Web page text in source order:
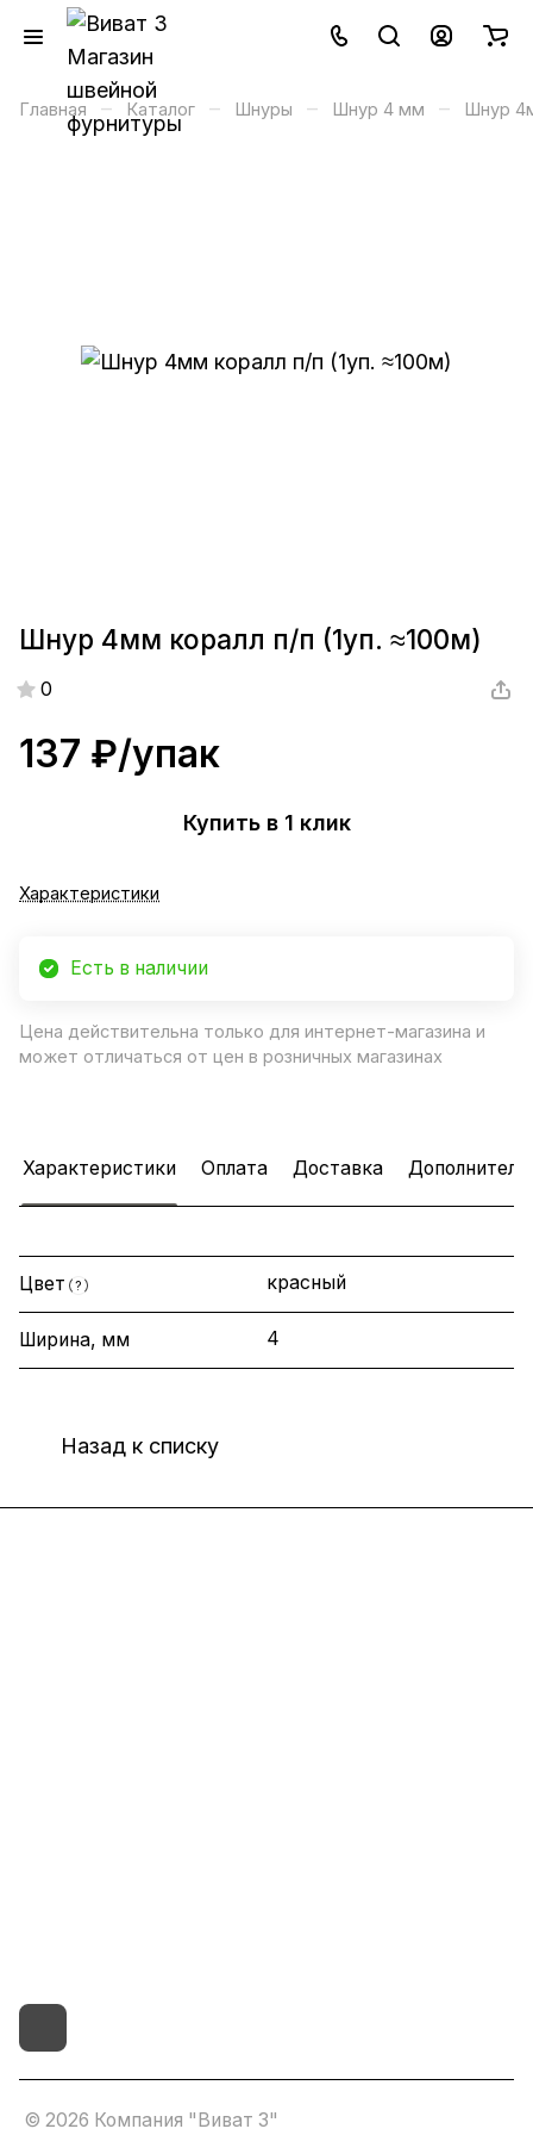
Главная – Каталог – Шнуры – Шнур 4 мм – Шнур
Шнур 4мм коралл п/п (1уп. ≈100м)
0
137 ₽/упак
Купить в 1 клик
Характеристики
Есть в наличии
Цена действительна только для интернет-магазина и
может отличаться от цен в розничных магазинах
Характеристики Оплата Доставка
Цвет ? красный
Ширина, мм 4
Назад к списку
© 2026 Компания "Виват 3"